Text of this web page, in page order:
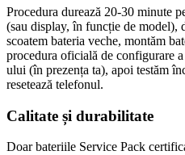
Procedura durează 20-30 minute
(sau display, în funcție de model),
scoatem bateria veche, montăm
procedura oficială de configurare
ului (în prezența ta), apoi testăm
resetează telefonul.
Calitate și durabilitate
Doar bateriile Service Pack